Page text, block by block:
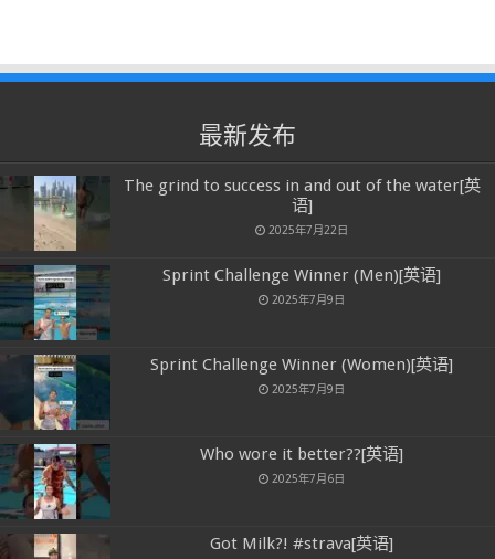
最新发布
The grind to success in and out of the water[英
语]
2025年7月22日
Sprint Challenge Winner (Men)[英语]
2025年7月9日
Sprint Challenge Winner (Women)[英语]
2025年7月9日
Who wore it better??[英语]
2025年7月6日
Got Milk?! #strava[英语]